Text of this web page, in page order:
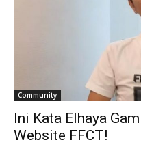
Community
Ini Kata Elhaya
Website FFCT!